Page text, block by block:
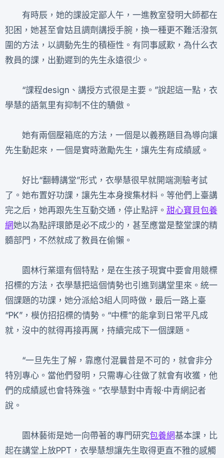
有時辰，她的課設定鄙人午，一進教室發明大師都在
犯困，她甚至會姑且調劑講授手腕，換一種更不難活潑氛
圍的方法，以調動先生的積極性。有同事感歎，為什么衣
教員的課，出勤遲到的先生永遠很少。
“課程design、講授方式很是主要。”說起這一點，衣
學慧的語氣里有抑制不住的驕傲。
她有兩個壓箱底的方法，一個是以義務題目為導向讓
先生動起來，一個是實時激勵先生，讓先生有成績感。
好比“翻轉講堂”形式，衣學慧很早就開端測驗考試
了。她布置好功課，讓先生本身搜集材料。等他們上臺講
完之后，她再跟先生互動交通，停止點評。 甜心寶貝包養
網她以為點評環節是必不成少的，甚至應當是整堂課的精
髓部門，不然就成了教員在偷懶。
園林行業還有個特點，是在生孩子現實中要會用競標
招標的方法，衣學慧把這個情勢也引進到講堂里來。統一
個課題的功課，她分派給3組人同時做，最后一路上臺
“PK”，模仿招招標的情勢。“中標”的能拿到日常平凡成
就，沒中的就得再接再厲，持續完成下一個課題。
“一旦先生了解，靠應付混曩昔是不可的，就會非分
特別專心。當他們發明，只需專心往做了就會有收獲，他
們的成績感也會特殊強。”衣學慧對中青報·中青網記者
說。
園林藝術是她一向帶著的專門研究包養網基本課，比
起在講堂上放PPT，衣學慧想讓先生取得更直不雅的感觸